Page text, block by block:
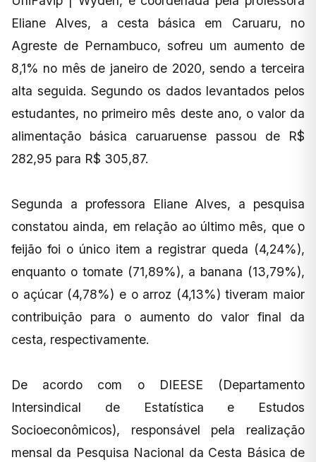
Eliane Alves, a cesta básica em Caruaru, no
Agreste de Pernambuco, sofreu um aumento de
8,1% no mês de janeiro de 2020, sendo a terceira
alta seguida. Segundo os dados levantados pelos
estudantes, no primeiro mês deste ano, o valor da
alimentação básica caruaruense passou de R$
282,95 para R$ 305,87.
Segunda a professora Eliane Alves, a pesquisa
constatou ainda, em relação ao último mês, que o
feijão foi o único item a registrar queda (4,24%),
enquanto o tomate (71,89%), a banana (13,79%),
o açúcar (4,78%) e o arroz (4,13%) tiveram maior
contribuição para o aumento do valor final da
cesta, respectivamente.
De acordo com o DIEESE (Departamento
Intersindical de Estatística e Estudos
Socioeconômicos), responsável pela realização
mensal da Pesquisa Nacional da Cesta Básica de